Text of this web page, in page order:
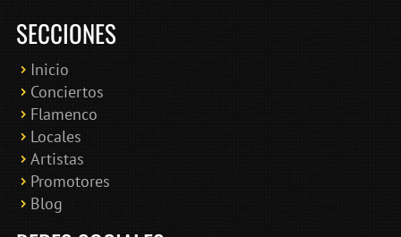
SECCIONES
Inicio
Conciertos
Flamenco
Locales
Artistas
Promotores
Blog